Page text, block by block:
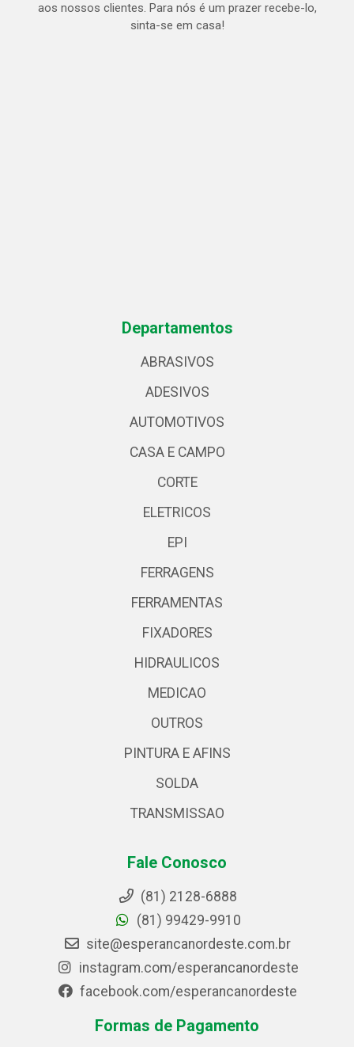
aos nossos clientes. Para nós é um prazer recebe-lo,
sinta-se em casa!
Departamentos
ABRASIVOS
ADESIVOS
AUTOMOTIVOS
CASA E CAMPO
CORTE
ELETRICOS
EPI
FERRAGENS
FERRAMENTAS
FIXADORES
HIDRAULICOS
MEDICAO
OUTROS
PINTURA E AFINS
SOLDA
TRANSMISSAO
Fale Conosco
(81) 2128-6888
(81) 99429-9910
site@esperancanordeste.com.br
instagram.com/esperancanordeste
facebook.com/esperancanordeste
Formas de Pagamento